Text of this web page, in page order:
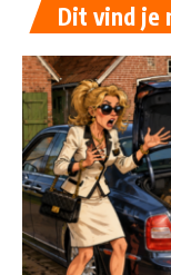
Dit vind je